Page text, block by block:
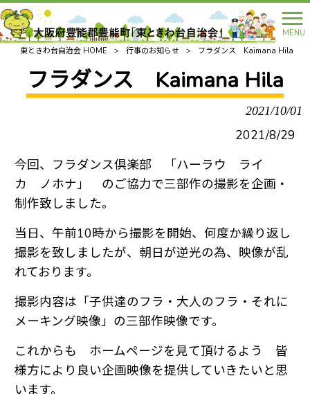
MENU
東ときわ台自治会 HOME
> 行事のお知らせ > フラダンス Kaimana Hila
フラダンス Kaimana Hila
2021/10/01
2021/8/29
今回、フラダンス倶楽部 「ハーラウ ライ
カ ノホナ」 のご協力で三部作の撮影を企画・
制作致しました。
当日、午前10時から撮影を開始、何度か繰り返し
撮影を致しましたが、朝日が逆光の為、映像が乱
れております。
撮影内容は「子供達のフラ・大人のフラ・それに
メーキング映像」の三部作映像です。
これからも ホームページを見て頂けるよう 皆
様方により良い企画映像を提供していきたいと思
います。